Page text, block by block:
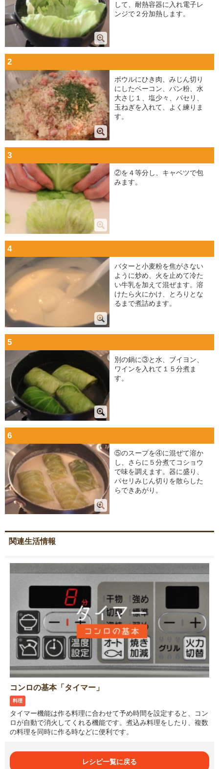
して、耐熱容器に入れ電子レ
ンジで２分加熱します。
2
ボウルにひき肉、みじん切り
にしたベーコン、パン粉、水
大さじ１、塩少々、パセリ、
玉ねぎを入れて、よく練りま
す。
3
②を４等分し、キャベツで包
みます。
4
バターと小麦粉を焦がさない
ように炒め、火を止めて冷た
い牛乳を加えて混ぜます。溶
けたら火にかけ、とろりとな
るまで煮詰めます。
5
別の鍋に③と水、ブイヨン、
ワインを入れて１５分煮ま
す。
6
⑤のスープを④に混ぜて溶か
し、さらに５分煮てコショウ
で味を調えます。器に盛り、
パセリみじん切りを散らした
らできあがり。
関連生活情報
コンロの基本「タイマー」
料理
タイマー機能は作る料理に合わせて予め時間を設定すると、コン
ロが自動で消火してくれる機能です。煮込み料理をしたり、複数
の料理を同時に作る時などに便利です。
レシピ一覧に戻る